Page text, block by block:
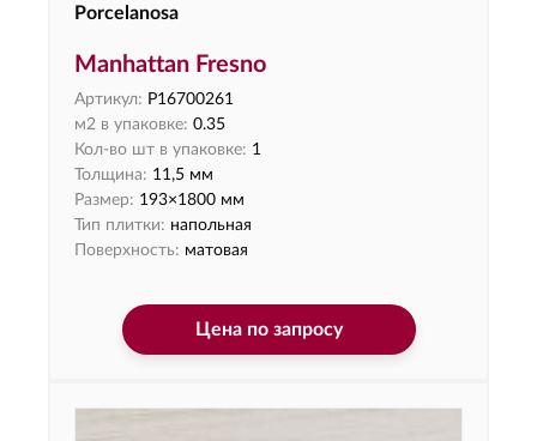
Porcelanosa
Manhattan Fresno
Артикул: P16700261
м2 в упаковке: 0.35
Кол-во шт в упаковке: 1
Толщина: 11,5 мм
Размер: 193×1800 мм
Тип плитки: напольная
Поверхность: матовая
Цена по запросу